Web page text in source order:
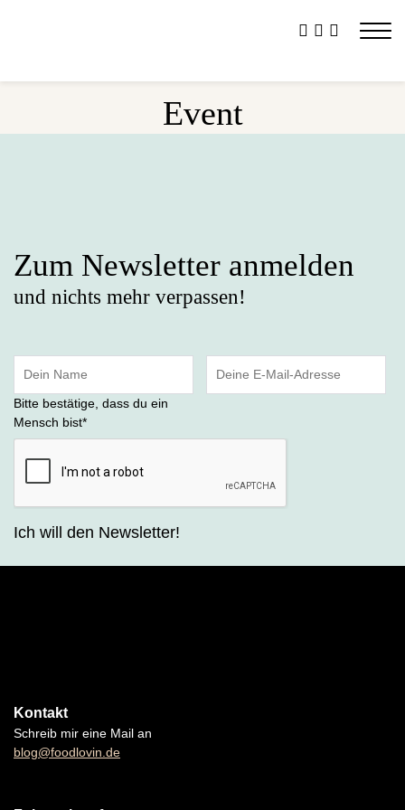
Event
Zum Newsletter anmelden
und nichts mehr verpassen!
Bitte bestätige, dass du ein
Mensch bist*
Ich will den Newsletter!
Kontakt
Schreib mir eine Mail an
blog@foodlovin.de